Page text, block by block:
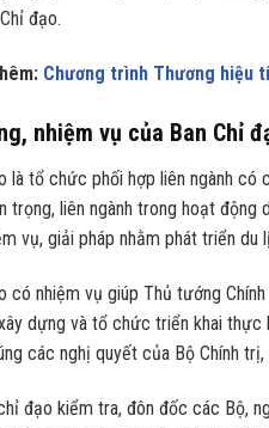
đạo.
Chương trình Thương hiệu
nhiệm vụ của Ban Chỉ
là tổ chức phối hợp liên ngành
trọng, liên ngành trong hoạt
vụ, giải pháp nhằm phát triển du
có nhiệm vụ giúp Thủ tướng
dựng và tổ chức triển khai
các nghị quyết của Bộ Chính
đạo kiểm tra, đôn đốc các Bộ,